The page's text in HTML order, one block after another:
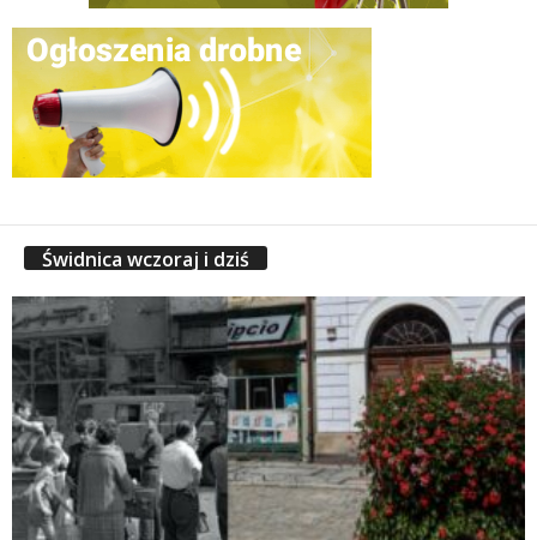
Świdnica wczoraj i dziś